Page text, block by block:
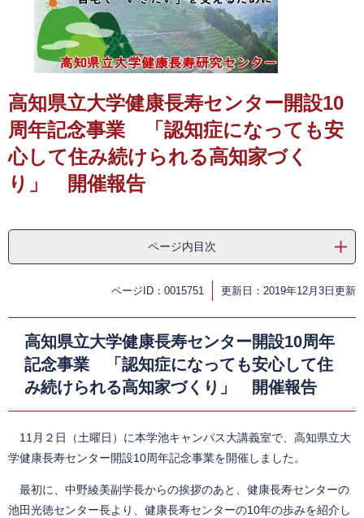
高知県立大学健康長寿センター開設10
周年記念事業 「認知症になっても安
心して住み続けられる高知家づく
り」 開催報告
ページ内目次
ページID：0015751 更新日：2019年12月3日更新
高知県立大学健康長寿センター開設10周年
記念事業 「認知症になっても安心して住
み続けられる高知家づくり」 開催報告
11月２日（土曜日）に本学池キャンパス大講義室で、高知県立大
学健康長寿センター開設10周年記念事業を開催しました。
最初に、中野綾美副学長からの挨拶のあと、健康長寿センターの
池田光徳センター長より、健康長寿センターの10年の歩みを紹介し